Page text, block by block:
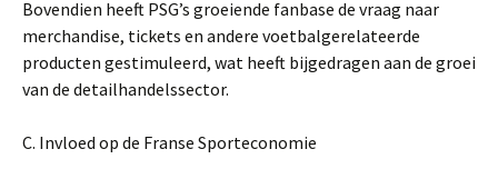
Bovendien heeft PSG’s groeiende fanbase de vraag naar
merchandise, tickets en andere voetbalgerelateerde
producten gestimuleerd, wat heeft bijgedragen aan de groei
van de detailhandelssector.
C. Invloed op de Franse Sporteconomie